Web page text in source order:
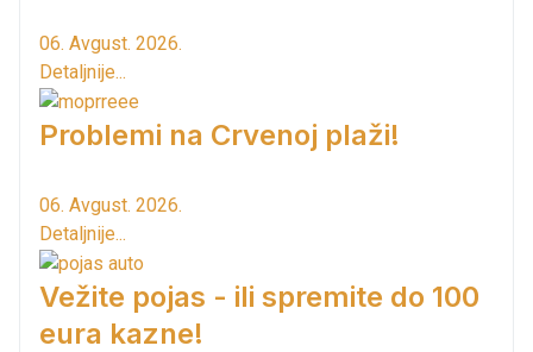
06. Avgust. 2026.
Detaljnije...
Problemi na Crvenoj plaži!
06. Avgust. 2026.
Detaljnije...
Vežite pojas - ili spremite do 100
eura kazne!